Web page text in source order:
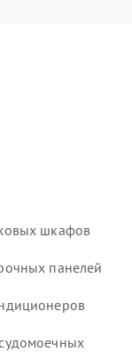
шкафов
панелей